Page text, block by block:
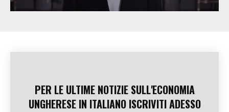
PER LE ULTIME NOTIZIE SULL'ECONOMIA
UNGHERESE IN ITALIANO ISCRIVITI ADESSO